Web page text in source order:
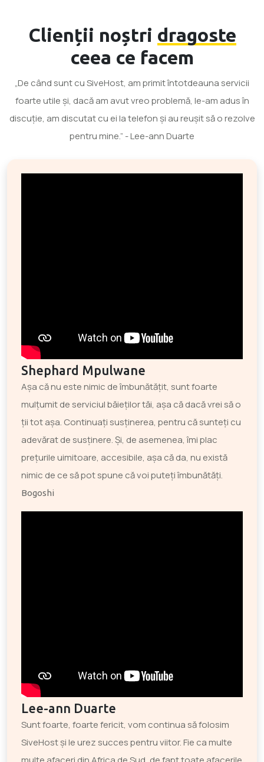
Clienții noștri dragoste
ceea ce facem
„De când sunt cu SiveHost, am primit întotdeauna servicii
foarte utile și, dacă am avut vreo problemă, le-am adus în
discuție, am discutat cu ei la telefon și au reușit să o rezolve
pentru mine.” - Lee-ann Duarte
Shephard Mpulwane
Așa că nu este nimic de îmbunătățit, sunt foarte
mulțumit de serviciul băieților tăi, așa că dacă vrei să o
ții tot așa. Continuați susținerea, pentru că sunteți cu
adevărat de susținere. Și, de asemenea, îmi plac
prețurile uimitoare, accesibile, așa că da, nu există
nimic de ce să pot spune că voi puteți îmbunătăți.
Bogoshi
Lee-ann Duarte
Sunt foarte, foarte fericit, vom continua să folosim
SiveHost și le urez succes pentru viitor. Fie ca multe